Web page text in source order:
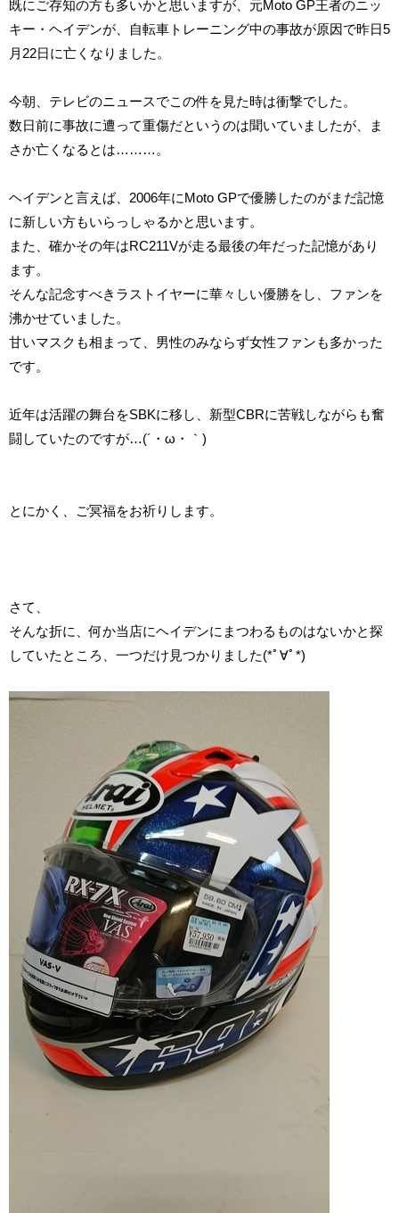
既にご存知の方も多いかと思いますが、元Moto GP王者のニッ
キー・ヘイデンが、自転車トレーニング中の事故が原因で昨日5
月22日に亡くなりました。
今朝、テレビのニュースでこの件を見た時は衝撃でした。
数日前に事故に遭って重傷だというのは聞いていましたが、ま
さか亡くなるとは………。
ヘイデンと言えば、2006年にMoto GPで優勝したのがまだ記憶
に新しい方もいらっしゃるかと思います。
また、確かその年はRC211Vが走る最後の年だった記憶があり
ます。
そんな記念すべきラストイヤーに華々しい優勝をし、ファンを
沸かせていました。
甘いマスクも相まって、男性のみならず女性ファンも多かった
です。
近年は活躍の舞台をSBKに移し、新型CBRに苦戦しながらも奮
闘していたのですが…(´・ω・｀)
とにかく、ご冥福をお祈りします。
さて、
そんな折に、何か当店にヘイデンにまつわるものはないかと探
していたところ、一つだけ見つかりました(*ﾟ∀ﾟ*)